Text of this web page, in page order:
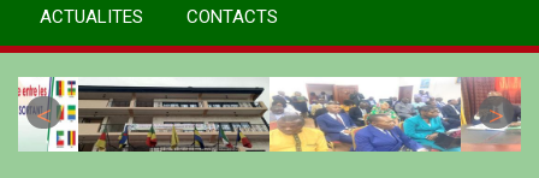
ACTUALITES CONTACTS